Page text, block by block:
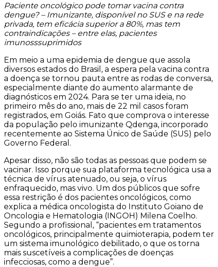
Paciente oncológico pode tomar vacina contra
dengue? – Imunizante, disponível no SUS e na rede
privada, tem eficácia superior a 80%, mas tem
contraindicações – entre elas, pacientes
imunosssuprimidos
Em meio a uma epidemia de dengue que assola
diversos estados do Brasil, a espera pela vacina contra
a doença se tornou pauta entre as rodas de conversa,
especialmente diante do aumento alarmante de
diagnósticos em 2024. Para se ter uma ideia, no
primeiro mês do ano, mais de 22 mil casos foram
registrados, em Goiás. Fato que comprova o interesse
da população pelo imunizante Qdenga, incorporado
recentemente ao Sistema Único de Saúde (SUS) pelo
Governo Federal.
Apesar disso, não são todas as pessoas que podem se
vacinar. Isso porque sua plataforma tecnológica usa a
técnica de vírus atenuado, ou seja, o vírus
enfraquecido, mas vivo. Um dos públicos que sofre
essa restrição é dos pacientes oncológicos, como
explica a médica oncologista do Instituto Goiano de
Oncologia e Hematologia (INGOH) Milena Coelho.
Segundo a profissional, “pacientes em tratamentos
oncológicos, principalmente quimioterapia, podem ter
um sistema imunológico debilitado, o que os torna
mais suscetíveis a complicações de doenças
infecciosas, como a dengue”.